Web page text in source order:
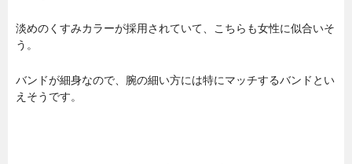
淡めのくすみカラーが採用されていて、こちらも女性に似合いそ
う。
バンドが細身なので、腕の細い方には特にマッチするバンドとい
えそうです。